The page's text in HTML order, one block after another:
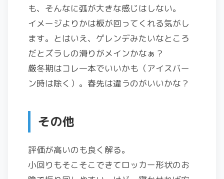
も、そんなに弧が大きな感じはしない。
イメージよりかは板が回ってくれる気がし
ます。とはいえ、ゲレンデみたいなところ
だとズラしの滑りがメインかなぁ？
厳冬期はコレ一本でいいかも（アイスバー
ン時は除く）。春先は違うのがいいかな？
その他
評価が高いのも良く解る。
小回りもそこそこできてロッカー形状のお